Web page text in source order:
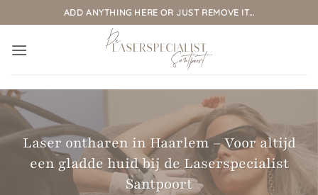
naar
inhoud
ADD ANYTHING HERE OR JUST REMOVE IT...
Laser ontharen in Haarlem – Voor altijd
een gladde huid bij de Laserspecialist
Santpoort